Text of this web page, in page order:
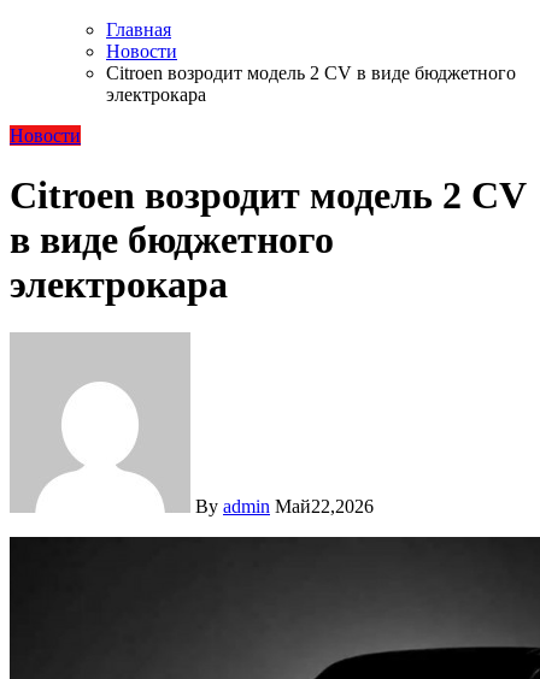
Главная
Новости
Citroen возродит модель 2 CV в виде бюджетного
электрокара
Новости
Citroen возродит модель 2 CV
в виде бюджетного
электрокара
By admin Май22,2026